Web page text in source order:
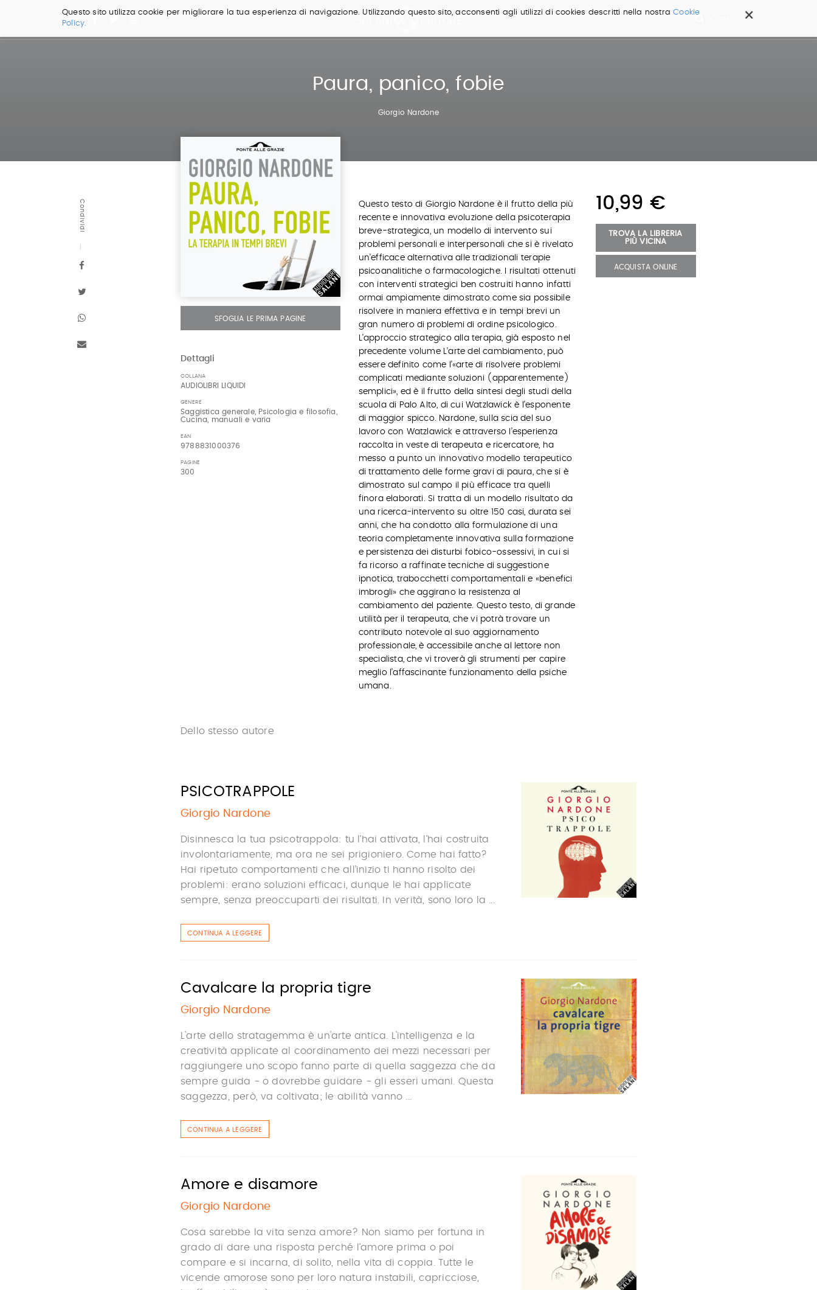
×
Questo sito utilizza cookie per migliorare la tua esperienza di navigazione. Utilizzando questo sito, acconsenti agli utilizzi di cookies descritti nella nostraCookie
Policy.
Cerca ...
Paura, panico, fobie
Giorgio Nardone
Condividi
SFOGLIA LE PRIMA PAGINE
Dettagli
COLLANA
AUDIOLIBRI LIQUIDI
GENERE
Saggistica generale, Psicologia e filosofia,
Cucina, manuali e varia
EAN
9788831000376
PAGINE
300
Questo testo di Giorgio Nardone è il frutto della più
recente e innovativa evoluzione della psicoterapia
breve-strategica, un modello di intervento sui
problemi personali e interpersonali che si è rivelato
un’efficace alternativa alle tradizionali terapie
psicoanalitiche o farmacologiche. I risultati ottenuti
con interventi strategici ben costruiti hanno infatti
ormai ampiamente dimostrato come sia possibile
risolvere in maniera effettiva e in tempi brevi un
gran numero di problemi di ordine psicologico.
L’approccio strategico alla terapia, già esposto nel
precedente volume L’arte del cambiamento, può
essere definito come l’«arte di risolvere problemi
complicati mediante soluzioni (apparentemente)
semplici», ed è il frutto della sintesi degli studi della
scuola di Palo Alto, di cui Watzlawick è l’esponente
di maggior spicco. Nardone, sulla scia del suo
lavoro con Watzlawick e attraverso l’esperienza
raccolta in veste di terapeuta e ricercatore, ha
messo a punto un innovativo modello terapeutico
di trattamento delle forme gravi di paura, che si è
dimostrato sul campo il più efficace tra quelli
finora elaborati. Si tratta di un modello risultato da
una ricerca-intervento su oltre 150 casi, durata sei
anni, che ha condotto alla formulazione di una
teoria completamente innovativa sulla formazione
e persistenza dei disturbi fobico-ossessivi, in cui si
fa ricorso a raffinate tecniche di suggestione
ipnotica, trabocchetti comportamentali e «benefici
imbrogli» che aggirano la resistenza al
cambiamento del paziente. Questo testo, di grande
utilità per il terapeuta, che vi potrà trovare un
contributo notevole al suo aggiornamento
professionale, è accessibile anche al lettore non
specialista, che vi troverà gli strumenti per capire
meglio l’affascinante funzionamento della psiche
umana.
10,99 €
TROVA LA LIBRERIA
PIÙ VICINA
ACQUISTA ONLINE
Dello stesso autore
PSICOTRAPPOLE
Giorgio Nardone
Disinnesca la tua psicotrappola: tu l’hai attivata, l’hai costruita
involontariamente, ma ora ne sei prigioniero. Come hai fatto?
Hai ripetuto comportamenti che all’inizio ti hanno risolto dei
problemi: erano soluzioni efficaci, dunque le hai applicate
sempre, senza preoccuparti dei risultati. In verità, sono loro la ...
CONTINUA A LEGGERE
Cavalcare la propria tigre
Giorgio Nardone
L'arte dello stratagemma è un'arte antica. L'intelligenza e la
creatività applicate al coordinamento dei mezzi necessari per
raggiungere uno scopo fanno parte di quella saggezza che da
sempre guida - o dovrebbe guidare - gli esseri umani. Questa
saggezza, però, va coltivata; le abilità vanno ...
CONTINUA A LEGGERE
Amore e disamore
Giorgio Nardone
Cosa sarebbe la vita senza amore? Non siamo per fortuna in
grado di dare una risposta perché l’amore prima o poi
compare e si incarna, di solito, nella vita di coppia. Tutte le
vicende amorose sono per loro natura instabili, capricciose,